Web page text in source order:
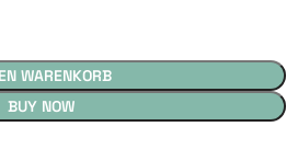
WARENKORB
BUY NOW